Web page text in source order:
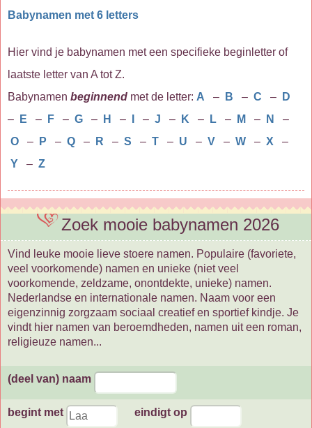
Babynamen met 6 letters
Hier vind je babynamen met een specifieke beginletter of
laatste letter van A tot Z.
Babynamen beginnend met de letter: A – B – C –
D
–
E – F – G – H – – J – K – L – M – N
–
O
– P – Q – R – S – T – U – V – W – X
–
Y
– Z
Zoek mooie babynamen 2026
Vind leuke mooie lieve stoere namen. Populaire (favoriete,
veel voorkomende) namen en unieke (niet veel
voorkomende, zeldzame, onontdekte, unieke) namen.
Nederlandse en internationale namen. Naam voor een
eigenzinnig zorgzaam sociaal creatief en sportief kindje. Je
vindt hier namen van beroemdheden, namen uit een roman,
religieuze namen...
(deel van) naam
begint met eindigt op